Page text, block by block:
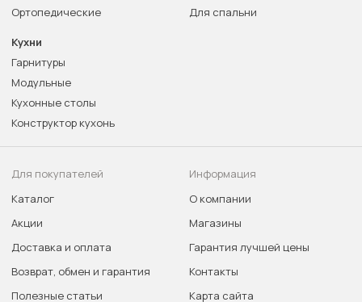
Ортопедические
Для спальни
Кухни
Гарнитуры
Модульные
Кухонные столы
Конструктор кухонь
Для покупателей
Каталог
Акции
Доставка и оплата
Возврат, обмен и гарантия
Полезные статьи
Информация
О компании
Магазины
Гарантия лучшей цены
Контакты
Карта сайта